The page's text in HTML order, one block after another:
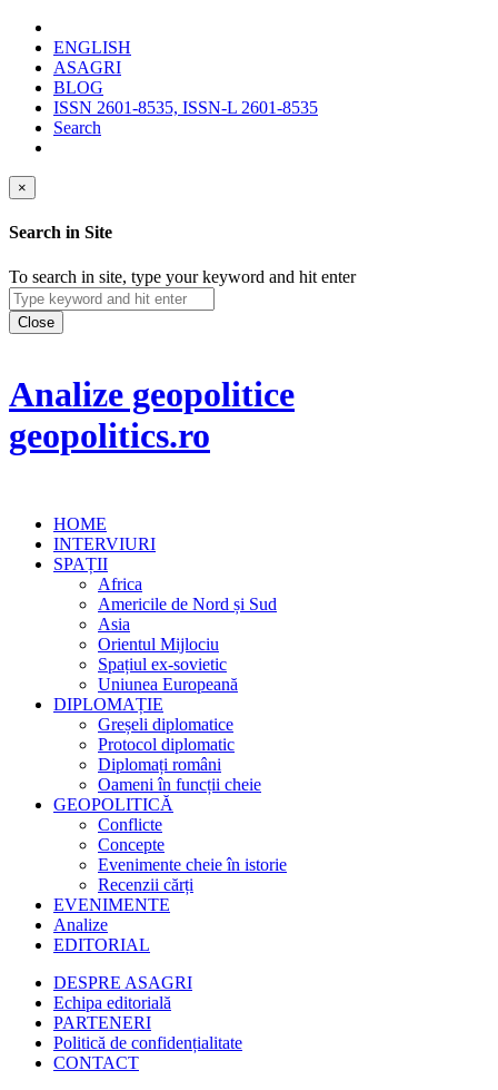
ENGLISH
ASAGRI
BLOG
ISSN 2601-8535, ISSN-L 2601-8535
Search
×
Search in Site
To search in site, type your keyword and hit enter
Close
Analize geopolitice
geopolitics.ro
HOME
INTERVIURI
SPAȚII
Africa
Americile de Nord și Sud
Asia
Orientul Mijlociu
Spațiul ex-sovietic
Uniunea Europeană
DIPLOMAȚIE
Greșeli diplomatice
Protocol diplomatic
Diplomați români
Oameni în funcții cheie
GEOPOLITICĂ
Conflicte
Concepte
Evenimente cheie în istorie
Recenzii cărți
EVENIMENTE
Analize
EDITORIAL
DESPRE ASAGRI
Echipa editorială
PARTENERI
Politică de confidențialitate
CONTACT